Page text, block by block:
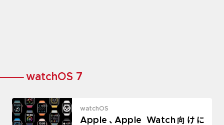
watchOS 7
watchOS
Apple、Apple Watch向けに